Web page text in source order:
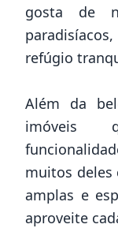
gosta de
refúgio
Além da
imóveis
muitos deles
amplas e
aproveite